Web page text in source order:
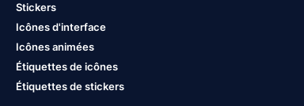
Stickers
Icônes d'interface
Icônes animées
Étiquettes de icônes
Étiquettes de stickers